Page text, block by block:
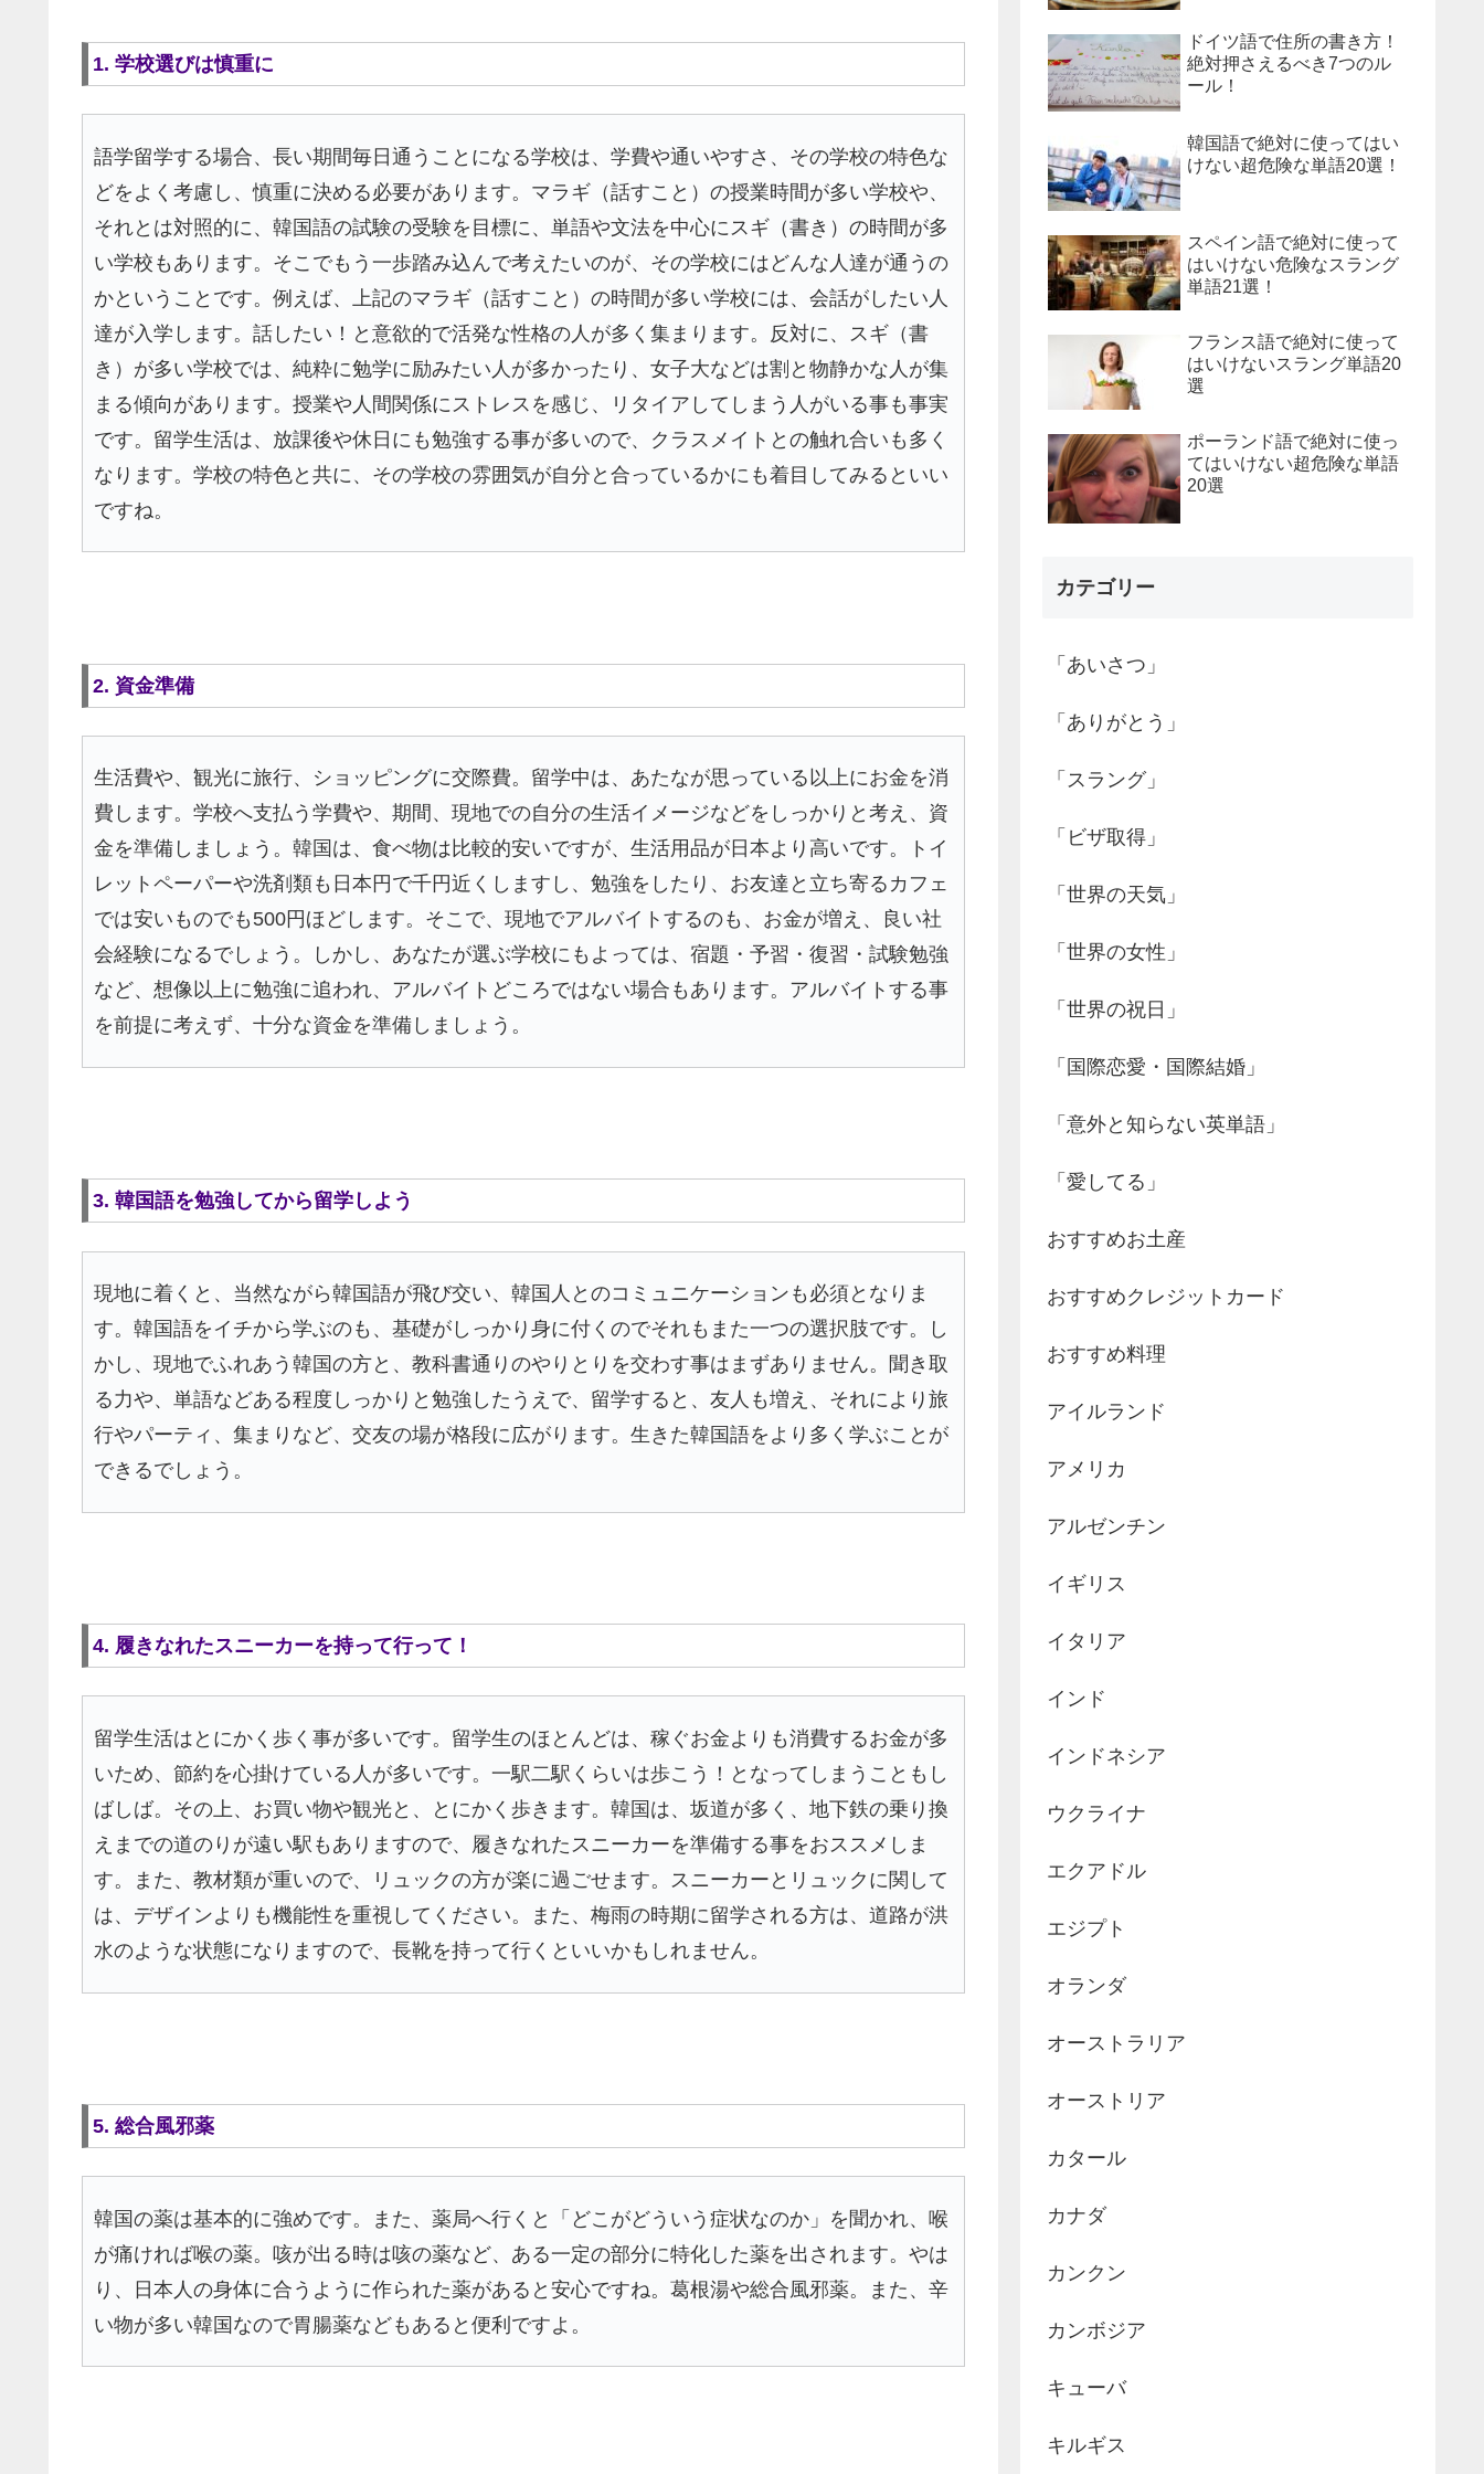
1. 学校選びは慎重に
語学留学する場合、長い期間毎日通うことになる学校は、学費や通いやすさ、その学校の特色な
どをよく考慮し、慎重に決める必要があります。マラギ（話すこと）の授業時間が多い学校や、
それとは対照的に、韓国語の試験の受験を目標に、単語や文法を中心にスギ（書き）の時間が多
い学校もあります。そこでもう一歩踏み込んで考えたいのが、その学校にはどんな人達が通うの
かということです。例えば、上記のマラギ（話すこと）の時間が多い学校には、会話がしたい人
達が入学します。話したい！と意欲的で活発な性格の人が多く集まります。反対に、スギ（書
き）が多い学校では、純粋に勉学に励みたい人が多かったり、女子大などは割と物静かな人が集
まる傾向があります。授業や人間関係にストレスを感じ、リタイアしてしまう人がいる事も事実
です。留学生活は、放課後や休日にも勉強する事が多いので、クラスメイトとの触れ合いも多く
なります。学校の特色と共に、その学校の雰囲気が自分と合っているかにも着目してみるといい
ですね。
2. 資金準備
生活費や、観光に旅行、ショッピングに交際費。留学中は、あたなが思っている以上にお金を消
費します。学校へ支払う学費や、期間、現地での自分の生活イメージなどをしっかりと考え、資
金を準備しましょう。韓国は、食べ物は比較的安いですが、生活用品が日本より高いです。トイ
レットペーパーや洗剤類も日本円で千円近くしますし、勉強をしたり、お友達と立ち寄るカフェ
では安いものでも500円ほどします。そこで、現地でアルバイトするのも、お金が増え、良い社
会経験になるでしょう。しかし、あなたが選ぶ学校にもよっては、宿題・予習・復習・試験勉強
など、想像以上に勉強に追われ、アルバイトどころではない場合もあります。アルバイトする事
を前提に考えず、十分な資金を準備しましょう。
3. 韓国語を勉強してから留学しよう
現地に着くと、当然ながら韓国語が飛び交い、韓国人とのコミュニケーションも必須となりま
す。韓国語をイチから学ぶのも、基礎がしっかり身に付くのでそれもまた一つの選択肢です。し
かし、現地でふれあう韓国の方と、教科書通りのやりとりを交わす事はまずありません。聞き取
る力や、単語などある程度しっかりと勉強したうえで、留学すると、友人も増え、それにより旅
行やパーティ、集まりなど、交友の場が格段に広がります。生きた韓国語をより多く学ぶことが
できるでしょう。
4. 履きなれたスニーカーを持って行って！
留学生活はとにかく歩く事が多いです。留学生のほとんどは、稼ぐお金よりも消費するお金が多
いため、節約を心掛けている人が多いです。一駅二駅くらいは歩こう！となってしまうこともし
ばしば。その上、お買い物や観光と、とにかく歩きます。韓国は、坂道が多く、地下鉄の乗り換
えまでの道のりが遠い駅もありますので、履きなれたスニーカーを準備する事をおススメしま
す。また、教材類が重いので、リュックの方が楽に過ごせます。スニーカーとリュックに関して
は、デザインよりも機能性を重視してください。また、梅雨の時期に留学される方は、道路が洪
水のような状態になりますので、長靴を持って行くといいかもしれません。
5. 総合風邪薬
韓国の薬は基本的に強めです。また、薬局へ行くと「どこがどういう症状なのか」を聞かれ、喉
が痛ければ喉の薬。咳が出る時は咳の薬など、ある一定の部分に特化した薬を出されます。やは
り、日本人の身体に合うように作られた薬があると安心ですね。葛根湯や総合風邪薬。また、辛
い物が多い韓国なので胃腸薬などもあると便利ですよ。
ドイツ語で住所の書き方！
絶対押さえるべき7つのル
ール！
韓国語で絶対に使ってはい
けない超危険な単語20選！
スペイン語で絶対に使って
はいけない危険なスラング
単語21選！
フランス語で絶対に使って
はいけないスラング単語20
選
ポーランド語で絶対に使っ
てはいけない超危険な単語
20選
カテゴリー
「あいさつ」
「ありがとう」
「スラング」
「ビザ取得」
「世界の天気」
「世界の女性」
「世界の祝日」
「国際恋愛・国際結婚」
「意外と知らない英単語」
「愛してる」
おすすめお土産
おすすめクレジットカード
おすすめ料理
アイルランド
アメリカ
アルゼンチン
イギリス
イタリア
インド
インドネシア
ウクライナ
エクアドル
エジプト
オランダ
オーストラリア
オーストリア
カタール
カナダ
カンクン
カンボジア
キューバ
キルギス